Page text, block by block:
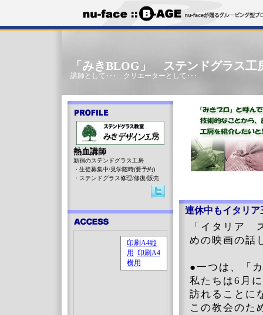
「みきBLOG」 ステンドグラス工
講師として･･･ クリエーターとして･･･
連休中もイタリ
「イタリア
めの映画の話
●一つは、「
私たちは6月
訪れることに
この教会のた
熱血講師
新宿のステンドグラス工房
・生徒募集中/見学随時(要予約)
・ステンドグラス修理/修復/販売